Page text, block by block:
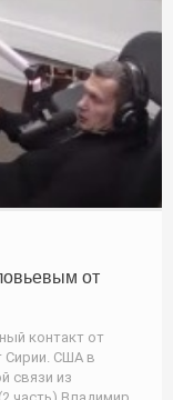
от
контакт от
Сирии. США в
связи из